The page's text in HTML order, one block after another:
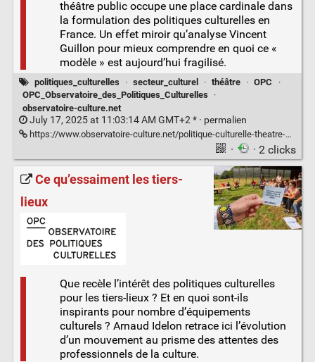
théâtre public occupe une place cardinale dans
la formulation des politiques culturelles en
France. Un effet miroir qu’analyse Vincent
Guillon pour mieux comprendre en quoi ce «
modèle » est aujourd’hui fragilisé.
politiques_culturelles · secteur_culturel · théâtre · OPC
·
OPC_Observatoire_des_Politiques_Culturelles
·
observatoire-culture.net
July 17, 2025 at 11:03:14 AM GMT+2 * · permalien
https://www.observatoire-culture.net/politique-culturelle-theatre-public-heritage/
· · 2 clicks
Ce qu’essaiment les tiers-
lieux
Que recèle l’intérêt des politiques culturelles
pour les tiers-lieux ? Et en quoi sont-ils
inspirants pour nombre d’équipements
culturels ? Arnaud Idelon retrace ici l’évolution
d’un mouvement au prisme des attentes des
professionnels de la culture.